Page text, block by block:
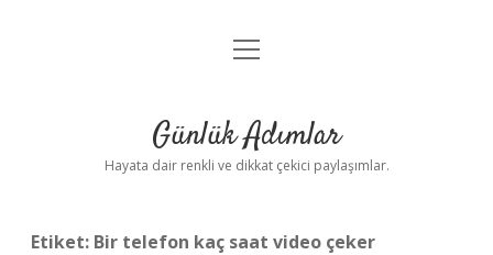
Anasayfa
Yasal Uyarı
menüyü
Günlük Adımlar
Hayata dair renkli ve dikkat çekici paylaşımlar.
Etiket: Bir telefon kaç saat video çeker